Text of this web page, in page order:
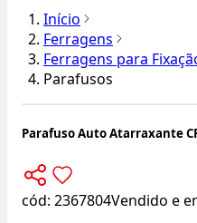
Início
Ferragens
Ferragens para
Parafusos
Parafuso Auto Atarraxante
cód: 2367804Vendido e